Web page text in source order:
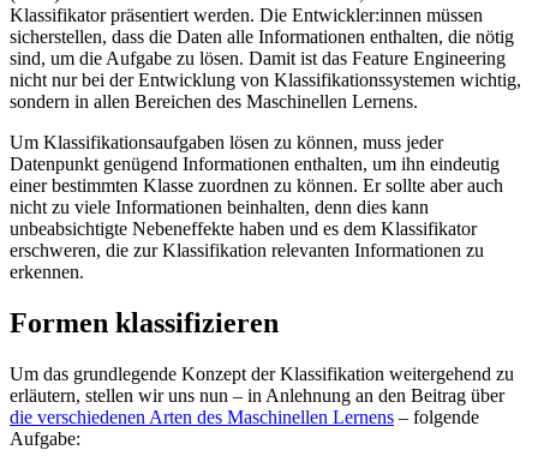
Klassifikator präsentiert werden. Die Entwickler:innen müssen
sicherstellen, dass die Daten alle Informationen enthalten, die nötig
sind, um die Aufgabe zu lösen. Damit ist das Feature Engineering
nicht nur bei der Entwicklung von Klassifikationssystemen wichtig,
sondern in allen Bereichen des Maschinellen Lernens.
Um Klassifikationsaufgaben lösen zu können, muss jeder
Datenpunkt genügend Informationen enthalten, um ihn eindeutig
einer bestimmten Klasse zuordnen zu können. Er sollte aber auch
nicht zu viele Informationen beinhalten, denn dies kann
unbeabsichtigte Nebeneffekte haben und es dem Klassifikator
erschweren, die zur Klassifikation relevanten Informationen zu
erkennen.
Formen klassifizieren
Um das grundlegende Konzept der Klassifikation weitergehend zu
erläutern, stellen wir uns nun – in Anlehnung an den Beitrag über
die verschiedenen Arten des Maschinellen Lernens – folgende
Aufgabe: